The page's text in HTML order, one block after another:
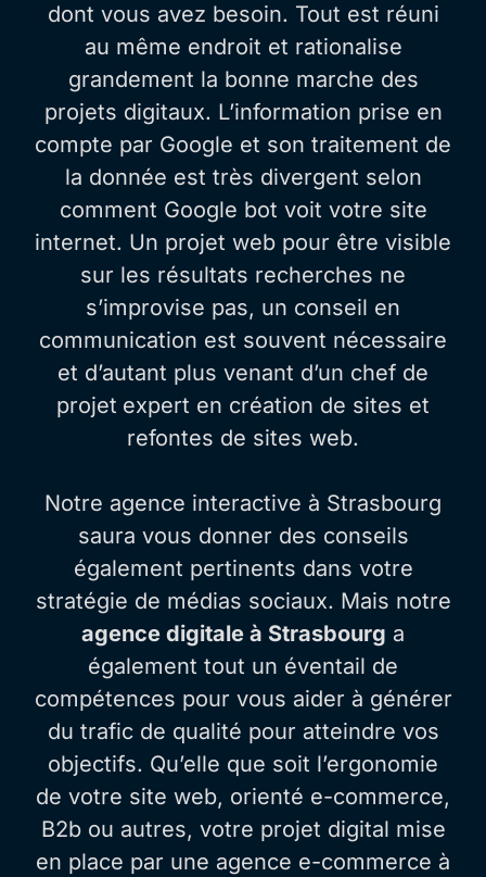
dont vous avez besoin. Tout est réuni
au même endroit et rationalise
grandement la bonne marche des
projets digitaux. L’information prise en
compte par Google et son traitement de
la donnée est très divergent selon
comment Google bot voit votre site
internet. Un projet web pour être visible
sur les résultats recherches ne
s’improvise pas, un conseil en
communication est souvent nécessaire
et d’autant plus venant d’un chef de
projet expert en création de sites et
refontes de sites web.
Notre agence interactive à Strasbourg
saura vous donner des conseils
également pertinents dans votre
stratégie de médias sociaux. Mais notre
agence digitale à Strasbourg a
également tout un éventail de
compétences pour vous aider à générer
du trafic de qualité pour atteindre vos
objectifs. Qu’elle que soit l’ergonomie
de votre site web, orienté e-commerce,
B2b ou autres, votre projet digital mise
en place par une agence e-commerce à